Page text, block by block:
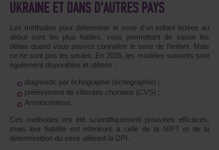
UKRAINE ET DANS D'AUTRES PAYS
Les méthodes pour déterminer le sexe d'un enfant listées au
début sont les plus fiables, vous permettant de savoir les
délais quand vous pouvez connaître le sexe de l'enfant. Mais
ce ne sont pas les seules. En 2026, les modèles suivants sont
également disponibles et utilisés :
diagnostic par échographie (échographie) ;
prélèvement de villosités choriales (CVS) ;
Amniocentèse.
Ces méthodes ont été scientifiquement prouvées efficaces,
mais leur fiabilité est inférieure à celle de la NIPT et de la
détermination du sexe utilisant la DPI.